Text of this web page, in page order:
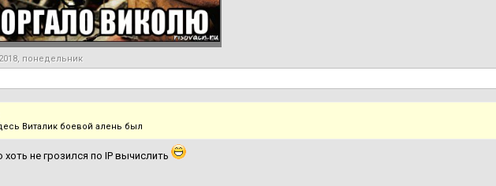
понедельник
Виталик боевой алень был
не грозился по IP вычислить